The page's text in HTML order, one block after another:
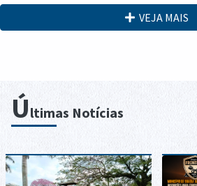
VEJA MAIS
Últimas Notícias